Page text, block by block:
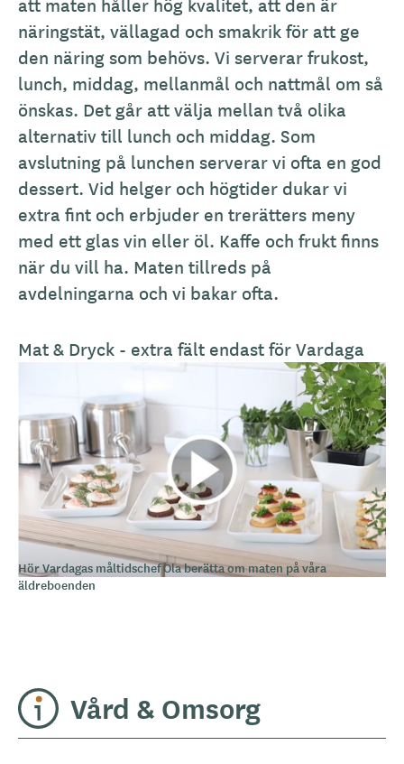
ä
n
b
e
s
k
r
i
v
n
i
g
näringstät, vällagad och smakrik för att ge
den näring som behövs. Vi serverar frukost,
lunch, middag, mellanmål och nattmål om så
önskas. Det går att välja mellan två olika
alternativ till lunch och middag. Som
avslutning på lunchen serverar vi ofta en god
dessert. Vid helger och högtider dukar vi
extra fint och erbjuder en trerätters meny
med ett glas vin eller öl. Kaffe och frukt finns
när du vill ha. Maten tillreds på
avdelningarna och vi bakar ofta.
Mat & Dryck - extra fält endast för Vardaga
Hör Vardagas måltidschef Ola berätta om maten på våra
äldreboenden
Vård & Omsorg